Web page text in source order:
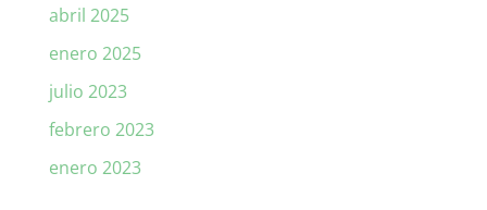
abril 2025
enero 2025
julio 2023
febrero 2023
enero 2023